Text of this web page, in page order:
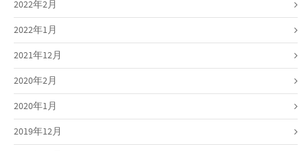
2022年2月
2022年1月
2021年12月
2020年2月
2020年1月
2019年12月